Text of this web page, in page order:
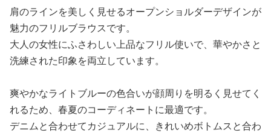
肩のラインを美しく見せるオープンショルダーデザインが
魅力のフリルブラウスです。
大人の女性にふさわしい上品なフリル使いで、華やかさと
洗練された印象を両立しています。
爽やかなライトブルーの色合いが顔周りを明るく見せてく
れるため、春夏のコーディネートに最適です。
デニムと合わせてカジュアルに、きれいめボトムスと合わ